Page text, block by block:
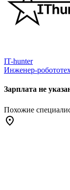
IT-hunter
Инженер-
Зарплата не
Похожие